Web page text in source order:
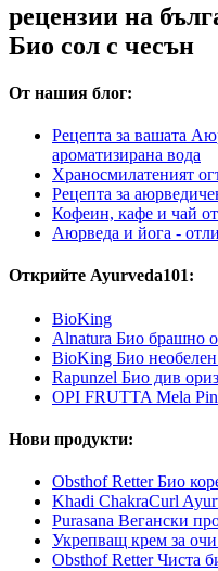
рецензии на
Био сол с чесън
От нашия блог:
Рецепта за вашата
ароматизирана вода
Храносмилатеният
Рецепта за
Кофеин, кафе и чай
Аюрведа и йога -
Открийте Ayurveda101:
BioKing
Alnatura Био брашно
BioKing Био
Rapunzel Био див ориз
OPI FRUTTA Mela
Нови продукти:
Obsthof Retter Био
Khadi ChakraCurl
Purasana Вегански
Укрепващ крем за
Obsthof Retter Чиста